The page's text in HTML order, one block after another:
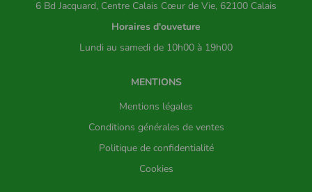
6 Bd Jacquard, Centre Calais Cœur de Vie, 62100 Calais
Horaires d'ouveture
Lundi au samedi de 10h00 à 19h00
MENTIONS
Mentions légales
Conditions générales de ventes
Politique de confidentialité
Cookies